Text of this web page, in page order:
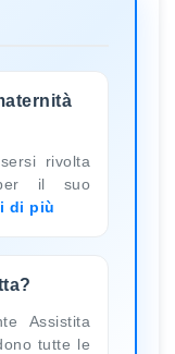
rivolta
il suo
di più
Assistita
tutte le